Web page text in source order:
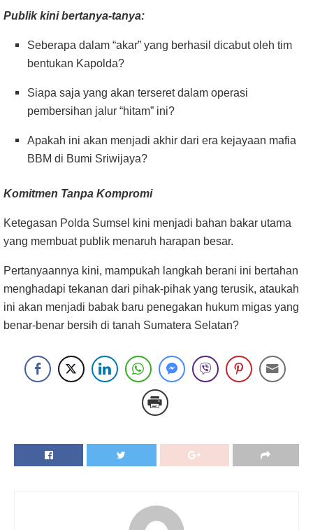
Publik kini bertanya-tanya:
Seberapa dalam “akar” yang berhasil dicabut oleh tim
bentukan Kapolda?
Siapa saja yang akan terseret dalam operasi
pembersihan jalur “hitam” ini?
Apakah ini akan menjadi akhir dari era kejayaan mafia
BBM di Bumi Sriwijaya?
Komitmen Tanpa Kompromi
Ketegasan Polda Sumsel kini menjadi bahan bakar utama
yang membuat publik menaruh harapan besar.
Pertanyaannya kini, mampukah langkah berani ini bertahan
menghadapi tekanan dari pihak-pihak yang terusik, ataukah
ini akan menjadi babak baru penegakan hukum migas yang
benar-benar bersih di tanah Sumatera Selatan?